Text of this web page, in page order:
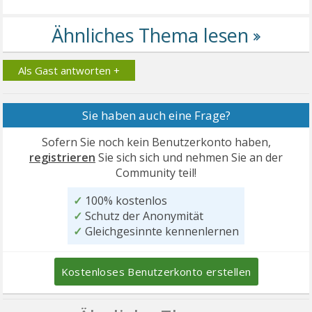
Als Gast antworten +
Sie haben auch eine Frage?
Sofern Sie noch kein Benutzerkonto haben,
registrieren Sie sich sich und nehmen Sie an der
Community teil!
✓ 100% kostenlos
✓ Schutz der Anonymität
✓ Gleichgesinnte kennenlernen
Kostenloses Benutzerkonto erstellen